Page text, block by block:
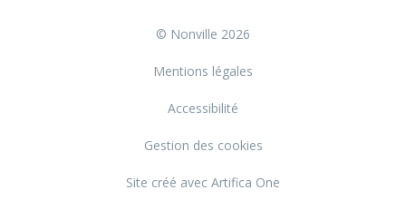
© Nonville 2026
Mentions légales
Accessibilité
Gestion des cookies
Site créé avec Artifica One